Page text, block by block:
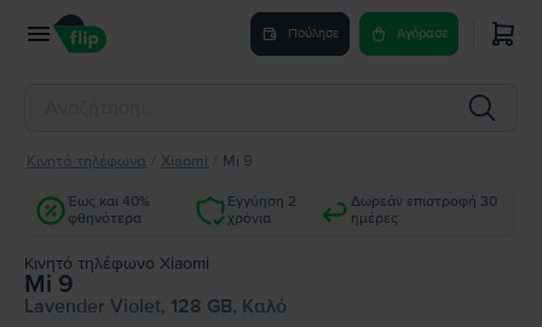
Πούλησε Αγόρασε
Κινητά τηλέφωνα Xiaomi Mi 9
Έως και 40%
φθηνότερα
Εγγύηση 2
χρόνια
Δωρεάν επιστροφή 30
ημέρες
Κινητό τηλέφωνο Xiaomi
Mi 9
Lavender Violet, 128 GB, Καλό